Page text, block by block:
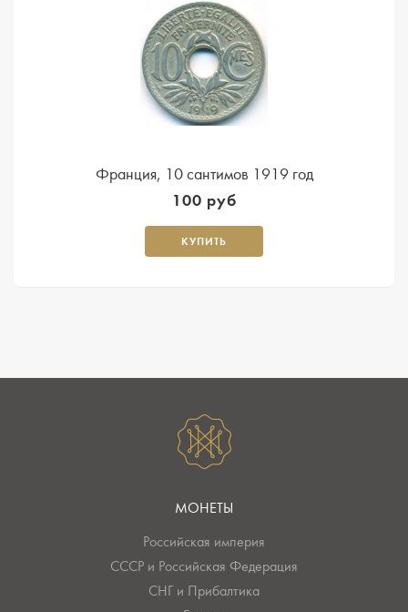
Франция, 10 сантимов 1919 год
100 руб
КУПИТЬ
МОНЕТЫ
Российская империя
СССР и Российская Федерация
СНГ и Прибалтика